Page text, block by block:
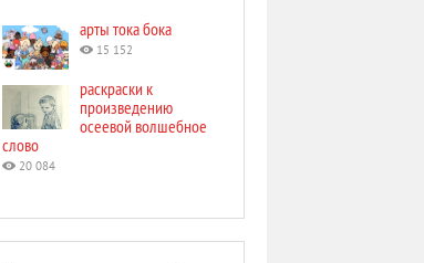
арты тока бока
15 152
раскраски к
произведению
осеевой волшебное
слово
20 084